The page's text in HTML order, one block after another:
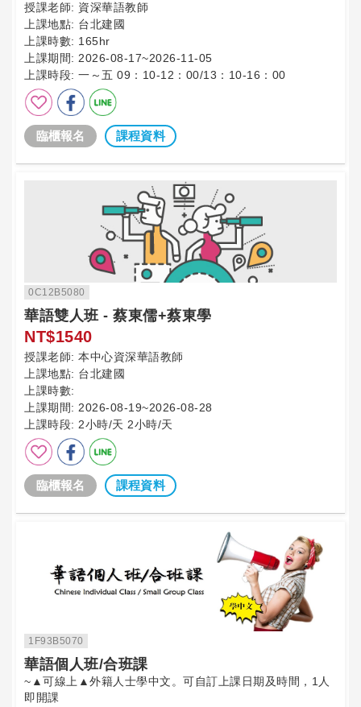
授課老師: 資深華語教師
上課地點: 台北建國
上課時數: 165hr
上課期間: 2026-08-17~2026-11-05
上課時段: 一～五 09：10-12：00/13：10-16：00
臨櫃報名 課程資料
0C12B5080
華語雙人班 - 蔡東儒+蔡東學
NT$1540
授課老師: 本中心資深華語教師
上課地點: 台北建國
上課時數:
上課期間: 2026-08-19~2026-08-28
上課時段: 2小時/天 2小時/天
臨櫃報名 課程資料
1F93B5070
華語個人班/合班課
~▲可線上▲外籍人士學中文。可自訂上課日期及時間，1人
即開課